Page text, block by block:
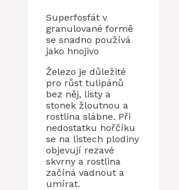
Superfosfát v
granulované formě
se snadno používá
jako hnojivo
Železo je důležité
pro růst tulipánů
bez něj, listy a
stonek žloutnou a
rostlina slábne. Při
nedostatku hořčíku
se na listech plodiny
objevují rezavé
skvrny a rostlina
začíná vadnout a
umírat.